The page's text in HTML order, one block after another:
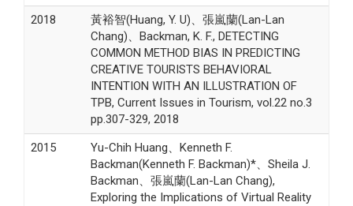
2018
黃裕智(Huang, Y. U)、張嵐蘭(Lan-Lan
Chang)、Backman, K. F., DETECTING
COMMON METHOD BIAS IN PREDICTING
CREATIVE TOURISTS BEHAVIORAL
INTENTION WITH AN ILLUSTRATION OF
TPB, Current Issues in Tourism, vol.22 no.3
pp.307-329, 2018
2015
Yu-Chih Huang、Kenneth F.
Backman(Kenneth F. Backman)*、Sheila J.
Backman、張嵐蘭(Lan-Lan Chang),
Exploring the Implications of Virtual Reality